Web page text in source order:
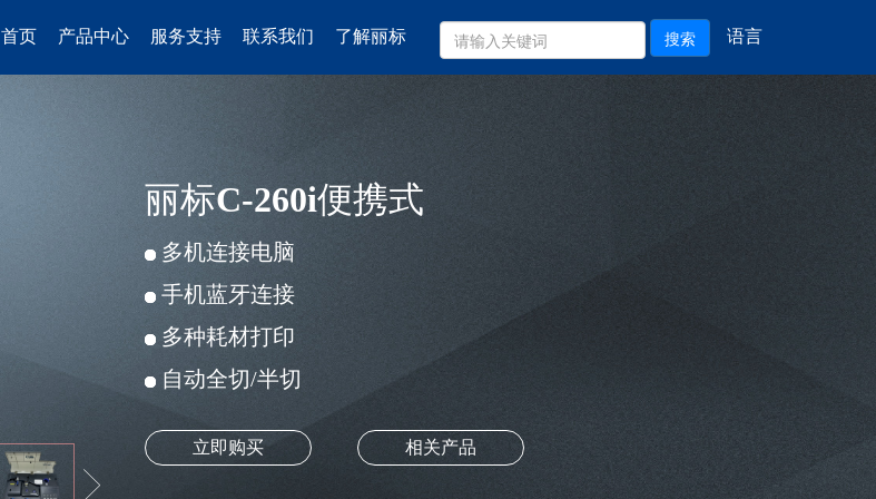
语言
搜索
首页 产品中心 服务支持 联系我们 了解丽标
丽标C-260i便携式
多机连接电脑
手机蓝牙连接
多种耗材打印
自动全切/半切
立即购买 相关产品